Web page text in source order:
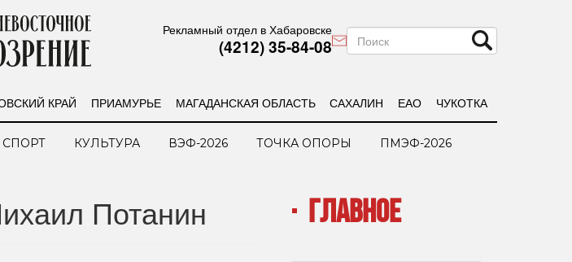
Рекламный отдел в Хабаровске
(4212) 35-84-08
КРАЙ ПРИАМУРЬЕ МАГАДАНСКАЯ ОБЛАСТЬ САХАЛИН ЕАО ЧУКОТКА
СПОРТ КУЛЬТУРА ВЭФ-2026 ТОЧКА ОПОРЫ ПМЭФ-2026
Потанин ГЛАВНОЕ